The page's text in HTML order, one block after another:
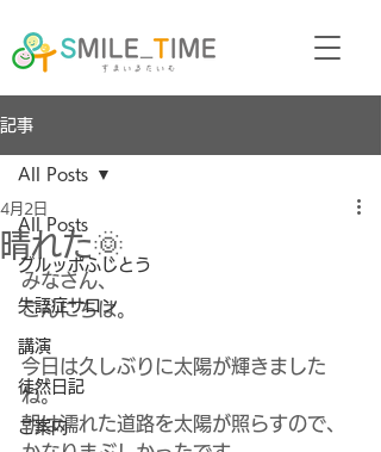
記事
All Posts
グルッポふじとう
失語症サロン
講演
徒然日記
ご案内
All Posts
晴れた🌞
4月2日
みなさん、
こんにちは。
今日は久しぶりに太陽が輝きました
ね。
朝は濡れた道路を太陽が照らすので、